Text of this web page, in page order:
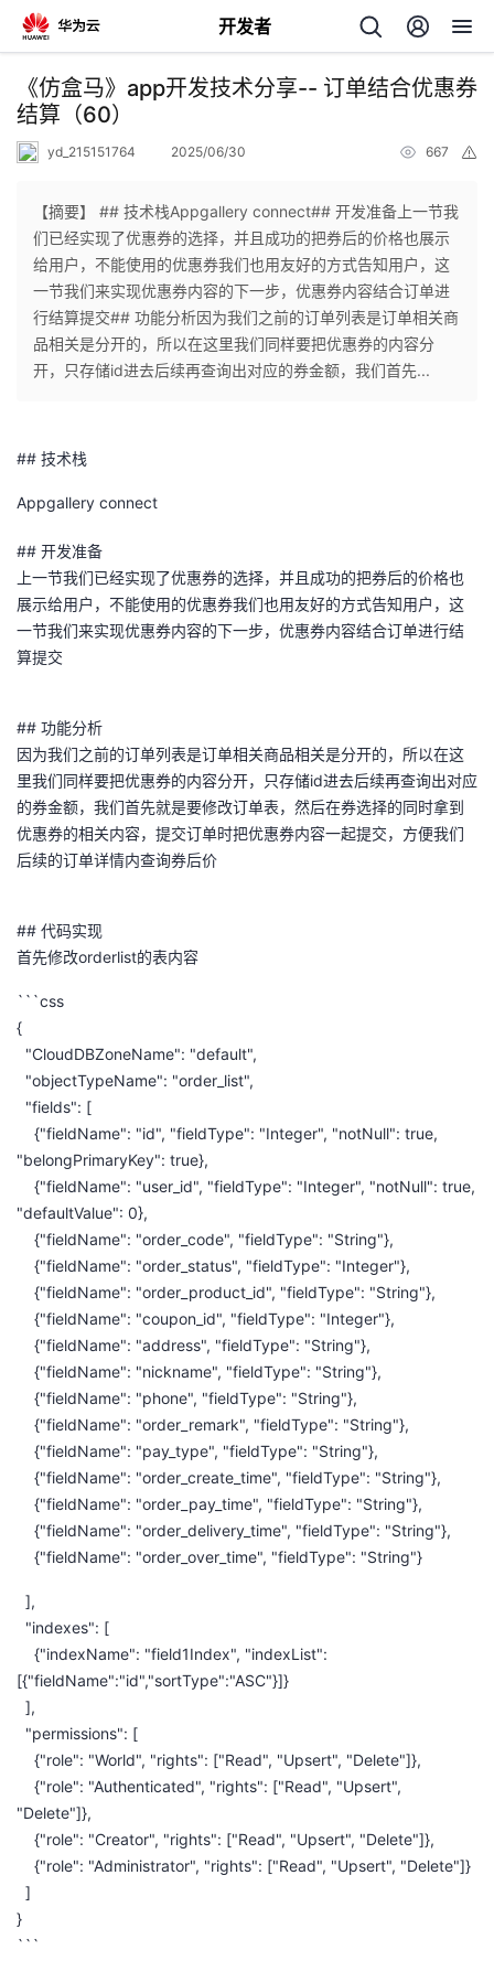
开发者
返
回
个
人
主
我
的
我
的
客
我
论
坛
的
圈
子
我
的
直
我
的
动
我
关
注
我
者
学
我
的
课
我
的
证
我
实
验
的
收
藏
支
持
的
技
术
持
我
的
云
建
议
《仿盒马》app开发技术分享-- 订单结合优惠券
结算（60）
yd_215151764 2025/06/30 667
【摘要】 ## 技术栈Appgallery connect## 开发准备上一节我
们已经实现了优惠券的选择，并且成功的把券后的价格也展示
给用户，不能使用的优惠券我们也用友好的方式告知用户，这
一节我们来实现优惠券内容的下一步，优惠券内容结合订单进
行结算提交## 功能分析因为我们之前的订单列表是订单相关商
品相关是分开的，所以在这里我们同样要把优惠券的内容分
开，只存储id进去后续再查询出对应的券金额，我们首先...
## 技术栈
Appgallery connect
## 开发准备
上一节我们已经实现了优惠券的选择，并且成功的把券后的价格也
展示给用户，不能使用的优惠券我们也用友好的方式告知用户，这
一节我们来实现优惠券内容的下一步，优惠券内容结合订单进行结
算提交
## 功能分析
因为我们之前的订单列表是订单相关商品相关是分开的，所以在这
里我们同样要把优惠券的内容分开，只存储id进去后续再查询出对应
的券金额，我们首先就是要修改订单表，然后在券选择的同时拿到
优惠券的相关内容，提交订单时把优惠券内容一起提交，方便我们
后续的订单详情内查询券后价
## 代码实现
首先修改orderlist的表内容
```css
{
"CloudDBZoneName": "default",
"objectTypeName": "order_list",
"fields": [
{"fieldName": "id", "fieldType": "Integer", "notNull": true,
"belongPrimaryKey": true},
{"fieldName": "user_id", "fieldType": "Integer", "notNull": true,
"defaultValue": 0},
{"fieldName": "order_code", "fieldType": "String"},
{"fieldName": "order_status", "fieldType": "Integer"},
{"fieldName": "order_product_id", "fieldType": "String"},
{"fieldName": "coupon_id", "fieldType": "Integer"},
{"fieldName": "address", "fieldType": "String"},
{"fieldName": "nickname", "fieldType": "String"},
{"fieldName": "phone", "fieldType": "String"},
{"fieldName": "order_remark", "fieldType": "String"},
{"fieldName": "pay_type", "fieldType": "String"},
{"fieldName": "order_create_time", "fieldType": "String"},
{"fieldName": "order_pay_time", "fieldType": "String"},
{"fieldName": "order_delivery_time", "fieldType": "String"},
{"fieldName": "order_over_time", "fieldType": "String"}
],
"indexes": [
{"indexName": "field1Index", "indexList":
[{"fieldName":"id","sortType":"ASC"}]}
],
"permissions": [
{"role": "World", "rights": ["Read", "Upsert", "Delete"]},
{"role": "Authenticated", "rights": ["Read", "Upsert",
"Delete"]},
{"role": "Creator", "rights": ["Read", "Upsert", "Delete"]},
{"role": "Administrator", "rights": ["Read", "Upsert", "Delete"]}
]
}
```